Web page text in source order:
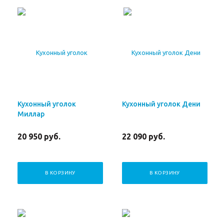
Кухонный уголок
Миллар
20 950 руб.
В КОРЗИНУ
Кухонный уголок Дени
22 090 руб.
В КОРЗИНУ